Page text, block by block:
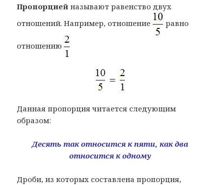
Пропорцией называют равенство двух
отношений. Например, отношение
равно
отношению
Данная пропорция читается следующим
образом:
Десять так относится к пяти, как два
относится к одному
Дроби, из которых составлена пропорция,